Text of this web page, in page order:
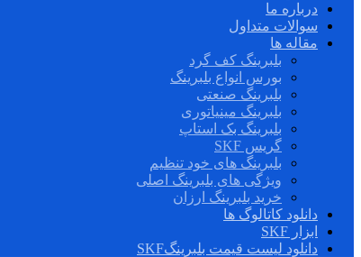
درباره ما
سوالات متداول
مقاله ها
بلبرینگ کف گرد
بورس انواع بلبرینگ
بلبرینگ صنعتی
بلبرینگ مینیاتوری
بلبرینگ بک استاپ
گریس SKF
بلبرینگ های خود تنظیم
ویژگی های بلبرینگ اصلی
خرید بلبرینگ ارزان
دانلود کاتالوگ ها
ابزار SKF
دانلود لیست قیمت بلبرینگSKF